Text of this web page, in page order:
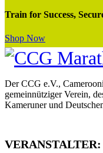
Train for Success,
Shop Now
Der CCG e.V.,
gemeinnütziger Verein,
Kameruner und
VERANSTALTER: